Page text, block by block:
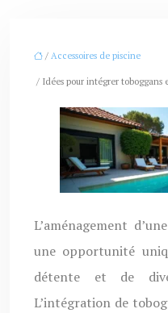
/ Accessoires de piscine
/ Idées pour intégrer toboggans
L’aménagement
une opportunité
détente et de
L’intégration de